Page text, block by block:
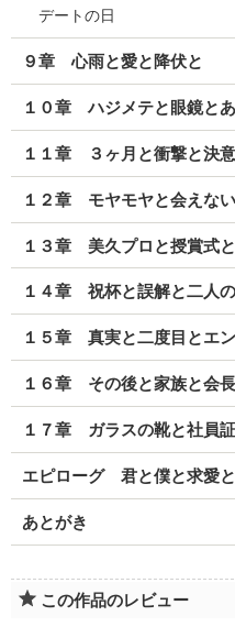
デートの日
９章 心雨と愛と降伏と
１０章 ハジメテと眼鏡と
１１章 ３ヶ月と衝撃と決
１２章 モヤモヤと会えな
１３章 美久プロと授賞式
１４章 祝杯と誤解と二人
１５章 真実と二度目とエ
１６章 その後と家族と会
１７章 ガラスの靴と社員
エピローグ 君と僕と求愛と
あとがき
この作品のレビュー